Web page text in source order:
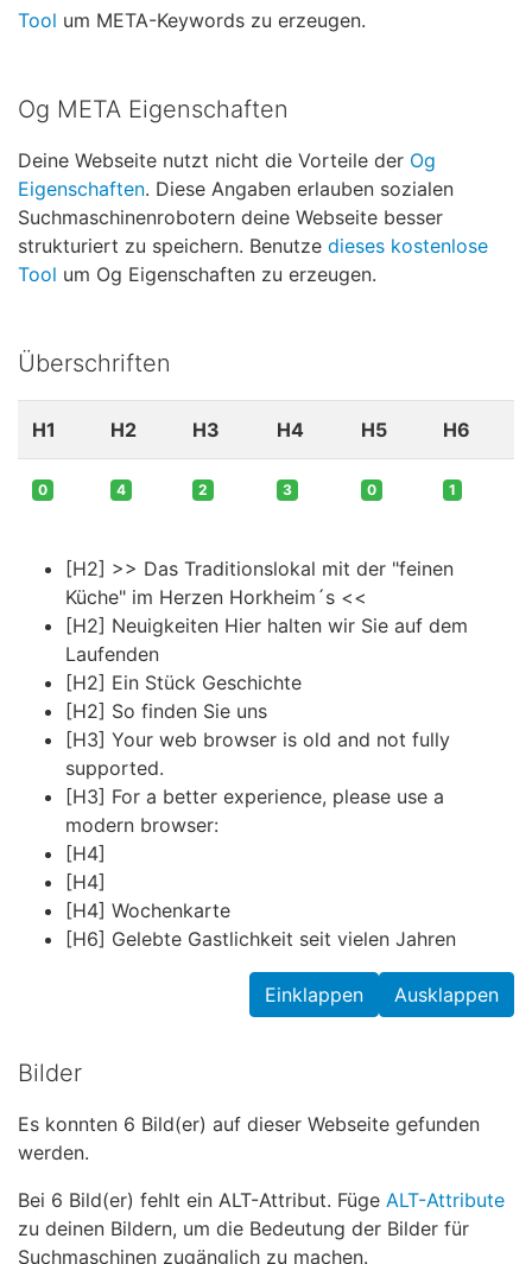
Tool um META-Keywords zu erzeugen.
Og META Eigenschaften
Deine Webseite nutzt nicht die Vorteile der Og
Eigenschaften. Diese Angaben erlauben sozialen
Suchmaschinenrobotern deine Webseite besser
strukturiert zu speichern. Benutze dieses kostenlose
Tool um Og Eigenschaften zu erzeugen.
Überschriften
H1 H2 H3 H4 H5 H6
0 4 2 3 0 1
[H2] >> Das Traditionslokal mit der "feinen
Küche" im Herzen Horkheim´s <<
[H2] Neuigkeiten Hier halten wir Sie auf dem
Laufenden
[H2] Ein Stück Geschichte
[H2] So finden Sie uns
[H3] Your web browser is old and not fully
supported.
[H3] For a better experience, please use a
modern browser:
[H4]
[H4]
[H4] Wochenkarte
[H6] Gelebte Gastlichkeit seit vielen Jahren
Ausklappen
Einklappen
Bilder
Es konnten 6 Bild(er) auf dieser Webseite gefunden
werden.
Bei 6 Bild(er) fehlt ein ALT-Attribut. Füge ALT-Attribute
zu deinen Bildern, um die Bedeutung der Bilder für
Suchmaschinen zugänglich zu machen.